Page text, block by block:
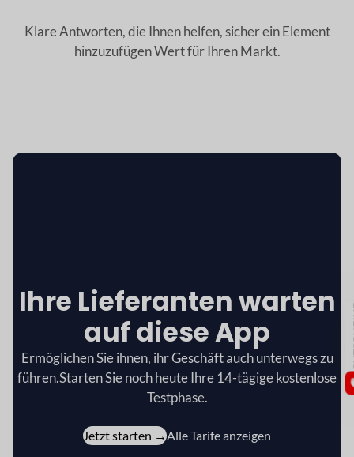
Klare Antworten, die Ihnen helfen, sicher ein Element
hinzuzufügenWert für Ihren Markt.
Ihre Lieferanten warten
aufdiese App
Ermöglichen Sie ihnen, ihr Geschäft auch unterwegs zu
führen.Starten Sie noch heute Ihre 14-tägige kostenlose
Testphase.
Jetzt starten →Alle Tarife anzeigen